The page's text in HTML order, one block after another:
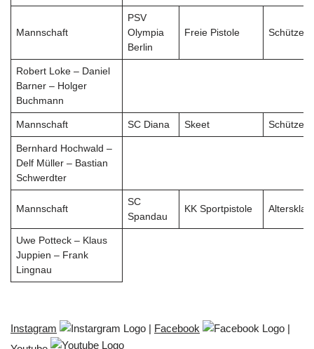
Mannschaft
PSV
Olympia
Berlin
Freie Pistole Schützen
Robert Loke – Daniel
Barner – Holger
Buchmann
Mannschaft SC Diana Skeet Schützen
Bernhard Hochwald –
Delf Müller – Bastian
Schwerdter
Mannschaft
SC
Spandau
KK Sportpistole
Uwe Potteck – Klaus
Juppien – Frank
Lingnau
Instagram | Facebook
|